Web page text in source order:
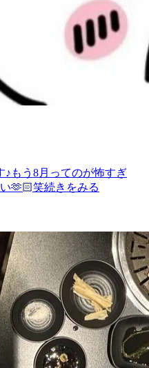
もう8月ってのが怖すぎ
🫶🏻笑続きをみる